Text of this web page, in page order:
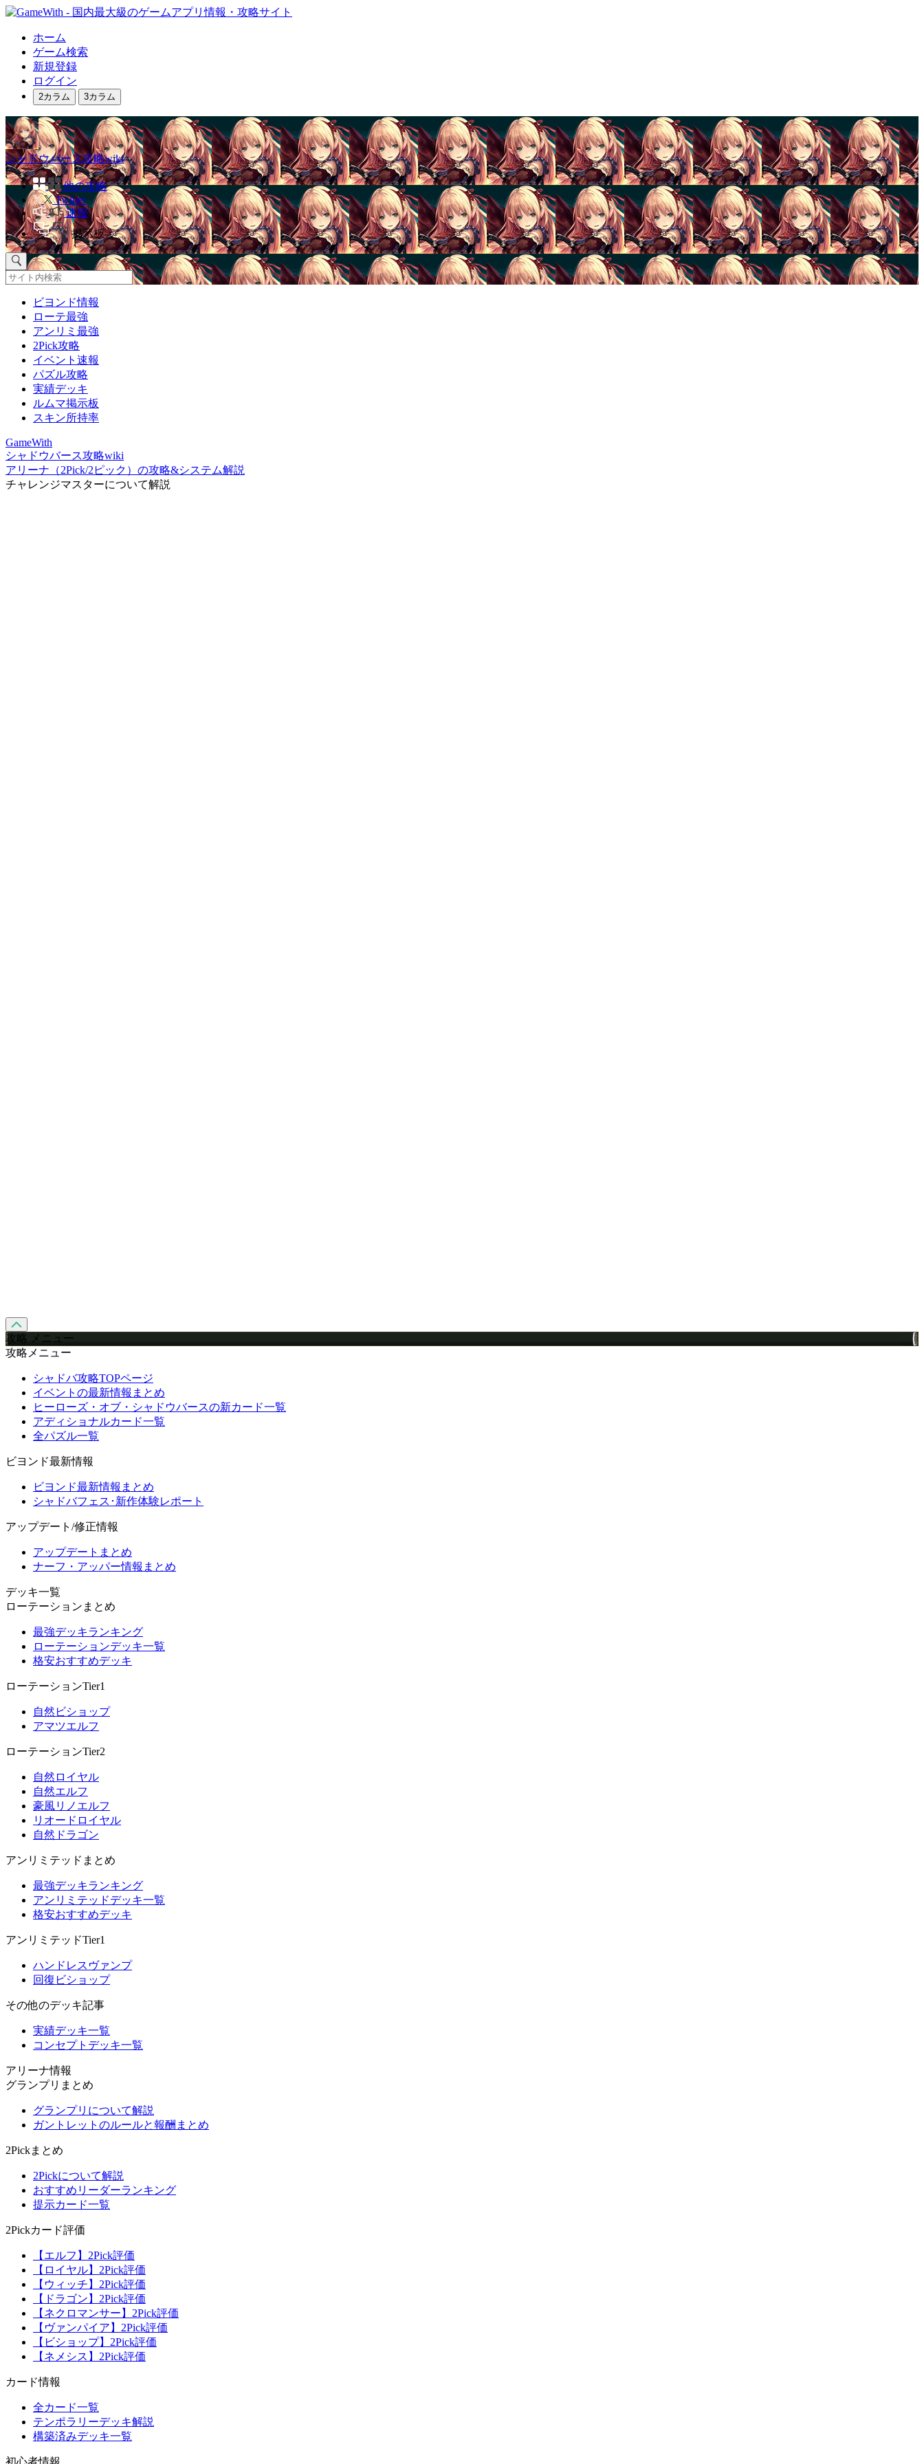
ホーム
ゲーム検索
新規登録
ログイン
2カラム 3カラム
シャドウバース攻略wiki
他の攻略
Twitter
速報
掲示板
ビヨンド情報
ローテ最強
アンリミ最強
2Pick攻略
イベント速報
パズル攻略
実績デッキ
ルムマ掲示板
スキン所持率
GameWith
シャドウバース攻略wiki
アリーナ（2Pick/2ピック）の攻略&システム解説
チャレンジマスターについて解説
攻略 メニュー
攻略メニュー
シャドバ攻略TOPページ
イベントの最新情報まとめ
ヒーローズ・オブ・シャドウバースの新カード一覧
アディショナルカード一覧
全パズル一覧
ビヨンド最新情報
ビヨンド最新情報まとめ
シャドバフェス･新作体験レポート
アップデート/修正情報
アップデートまとめ
ナーフ・アッパー情報まとめ
デッキ一覧
ローテーションまとめ
最強デッキランキング
ローテーションデッキ一覧
格安おすすめデッキ
ローテーションTier1
自然ビショップ
アマツエルフ
ローテーションTier2
自然ロイヤル
自然エルフ
豪風リノエルフ
リオードロイヤル
自然ドラゴン
アンリミテッドまとめ
最強デッキランキング
アンリミテッドデッキ一覧
格安おすすめデッキ
アンリミテッドTier1
ハンドレスヴァンプ
回復ビショップ
その他のデッキ記事
実績デッキ一覧
コンセプトデッキ一覧
アリーナ情報
グランプリまとめ
グランプリについて解説
ガントレットのルールと報酬まとめ
2Pickまとめ
2Pickについて解説
おすすめリーダーランキング
提示カード一覧
2Pickカード評価
【エルフ】2Pick評価
【ロイヤル】2Pick評価
【ウィッチ】2Pick評価
【ドラゴン】2Pick評価
【ネクロマンサー】2Pick評価
【ヴァンパイア】2Pick評価
【ビショップ】2Pick評価
【ネメシス】2Pick評価
カード情報
全カード一覧
テンポラリーデッキ解説
構築済みデッキ一覧
初心者情報